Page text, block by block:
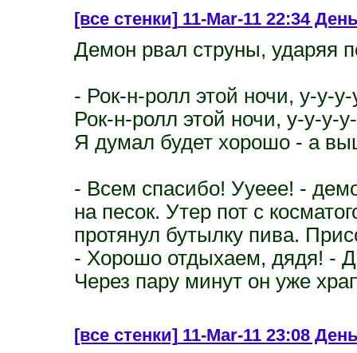
[все стенки]11-Mar-11 22:34
Демон рвал струны, ударяя
- Рок-н-ролл этой ночи, y-y-
Рок-н-ролл этой ночи, y-y-y-
Я думал будет хорошо - а
- Всем спасибо! Ууеее! -
на песок. Утер пот с
протянул бутылку пива.
- Хорошо отдыхаем, дядя! -
Через пару минут он уже
[все стенки]11-Mar-11 23:08